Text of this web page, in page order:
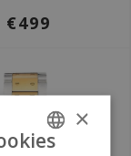
€499
×